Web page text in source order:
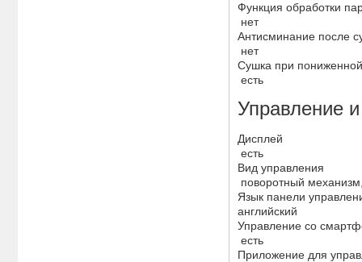
Функция обработки
нет
Антисминание после
нет
Сушка при
есть
Управление
Дисплей
есть
Вид управления
поворотный
Язык панели
английский
Управление со
есть
Приложение для